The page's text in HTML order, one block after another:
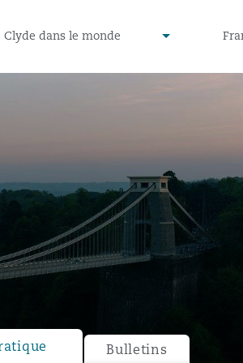
Clyde dans le monde
▾
Bulletins